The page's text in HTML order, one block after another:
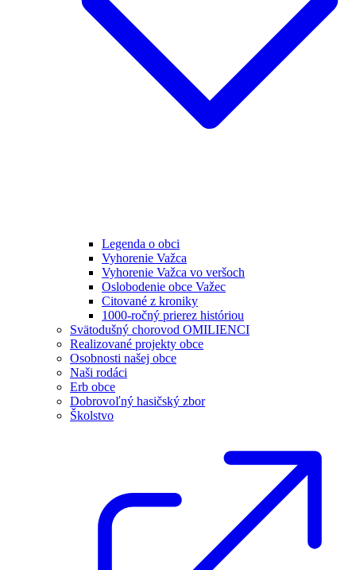
Legenda o obci
Vyhorenie Važca
Vyhorenie Važca vo veršoch
Oslobodenie obce Važec
Citované z kroniky
1000-ročný prierez históriou
Svätodušný chorovod OMILIENCI
Realizované projekty obce
Osobnosti našej obce
Naši rodáci
Erb obce
Dobrovoľný hasičský zbor
Školstvo